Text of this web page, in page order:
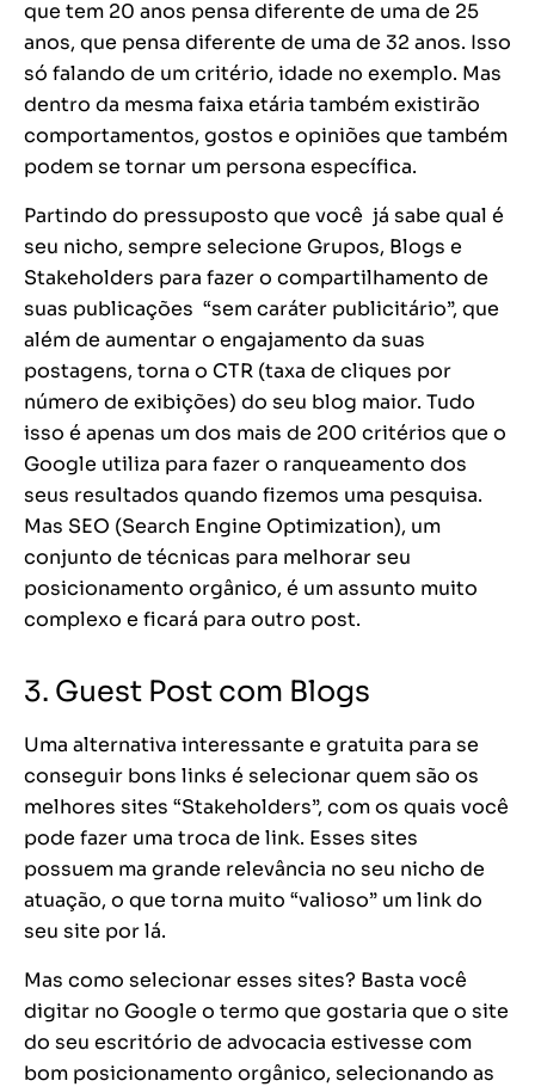
que tem 20 anos pensa diferente de uma de 25
anos, que pensa diferente de uma de 32 anos. Isso
só falando de um critério, idade no exemplo. Mas
dentro da mesma faixa etária também existirão
comportamentos, gostos e opiniões que também
podem se tornar um persona específica.
Partindo do pressuposto que você já sabe qual é
seu nicho, sempre selecione Grupos, Blogs e
Stakeholders para fazer o compartilhamento de
suas publicações “sem caráter publicitário”, que
além de aumentar o engajamento da suas
postagens, torna o CTR (taxa de cliques por
número de exibições) do seu blog maior. Tudo
isso é apenas um dos mais de 200 critérios que o
Google utiliza para fazer o ranqueamento dos
seus resultados quando fizemos uma pesquisa.
Mas SEO (Search Engine Optimization), um
conjunto de técnicas para melhorar seu
posicionamento orgânico, é um assunto muito
complexo e ficará para outro post.
3. Guest Post com Blogs
Uma alternativa interessante e gratuita para se
conseguir bons links é selecionar quem são os
melhores sites “Stakeholders”, com os quais você
pode fazer uma troca de link. Esses sites
possuem ma grande relevância no seu nicho de
atuação, o que torna muito “valioso” um link do
seu site por lá.
Mas como selecionar esses sites? Basta você
digitar no Google o termo que gostaria que o site
do seu escritório de advocacia estivesse com
bom posicionamento orgânico, selecionando as